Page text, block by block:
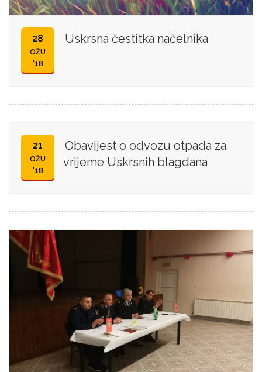
28
OŽU
'18
Uskrsna čestitka načelnika
21
OŽU
'18
Obavijest o odvozu otpada za
vrijeme Uskrsnih blagdana